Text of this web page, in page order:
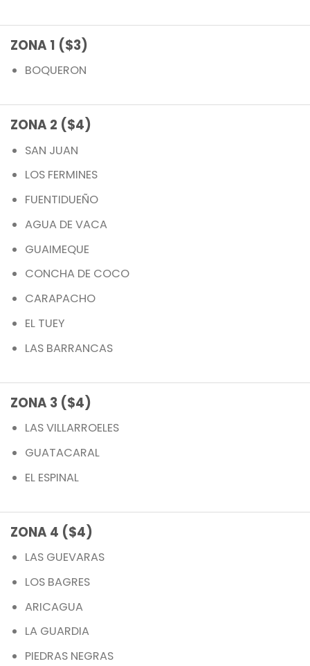
ZONA 1 ($3)
BOQUERON
ZONA 2 ($4)
SAN JUAN
LOS FERMINES
FUENTIDUEÑO
AGUA DE VACA
GUAIMEQUE
CONCHA DE COCO
CARAPACHO
EL TUEY
LAS BARRANCAS
ZONA 3 ($4)
LAS VILLARROELES
GUATACARAL
EL ESPINAL
ZONA 4 ($4)
LAS GUEVARAS
LOS BAGRES
ARICAGUA
LA GUARDIA
PIEDRAS NEGRAS